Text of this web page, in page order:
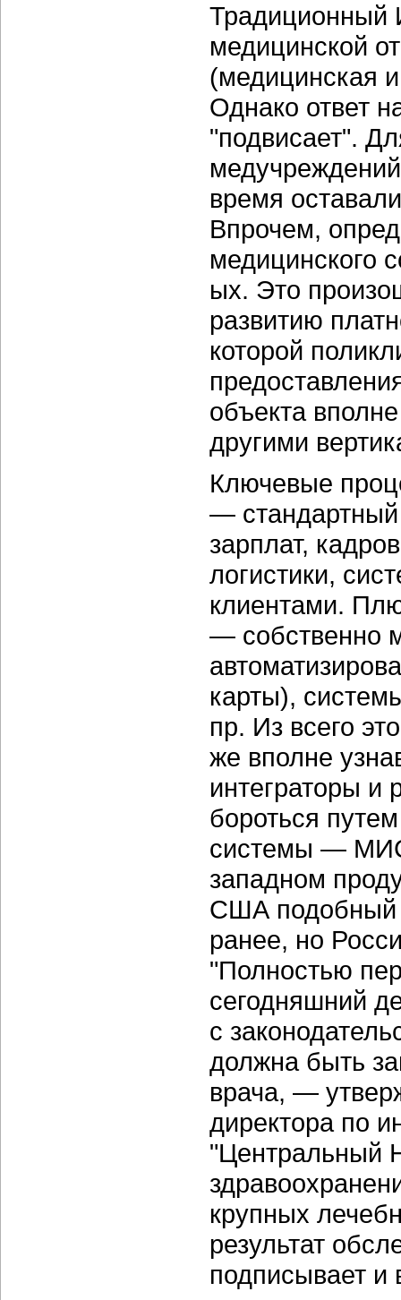
Традиционный
медицинской
(медицинская
Однако ответ
"подвисает".
время
Впрочем,
медицинского
ых. Это
развитию
которой
объекта
другими
Ключевые
— стандартный
зарплат,
логистики,
клиентами.
— собственно
карты),
пр. Из всего
же вполне
интеграторы и
бороться
системы —
западном
США подобный
ранее, но
"Полностью
сегодняшний
с
должна быть
врача, —
директора по
"Центральный
крупных
результат
подписывает и